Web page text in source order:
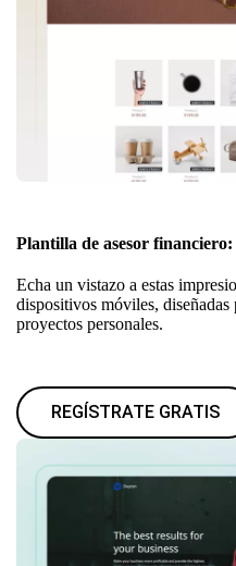
Plantilla de asesor
Echa un vistazo a estas
dispositivos móviles,
proyectos personales.
REGÍSTRATE GRATIS